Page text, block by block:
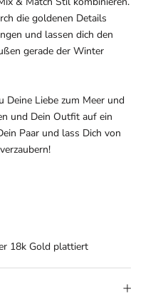
die goldenen Details
und lassen dich den
gerade der Winter
Deine Liebe zum Meer und
und Dein Outfit auf ein
Paar und lass Dich von
18k Gold plattiert